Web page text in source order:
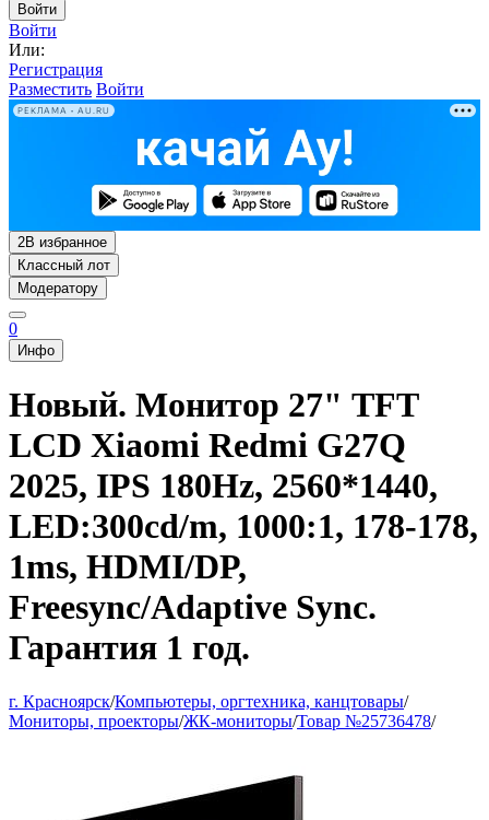
Войти
Войти
Или:
Регистрация
Разместить Войти
РЕКЛАМА • AU.RU
2В избранное
Классный лот
Модератору
0
Инфо
Новый. Монитор 27" TFT
LCD Xiaomi Redmi G27Q
2025, IPS 180Hz, 2560*1440,
LED:300cd/m, 1000:1, 178-178,
1ms, HDMI/DP,
Freesync/Adaptive Sync.
Гарантия 1 год.
г. Красноярск/Компьютеры, оргтехника, канцтовары/
Мониторы, проекторы/ЖК-мониторы/Товар №25736478/